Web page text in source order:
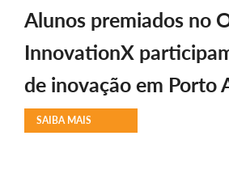
Alunos premiados no
InnovationX
de inovação em Porto
SAIBA MAIS